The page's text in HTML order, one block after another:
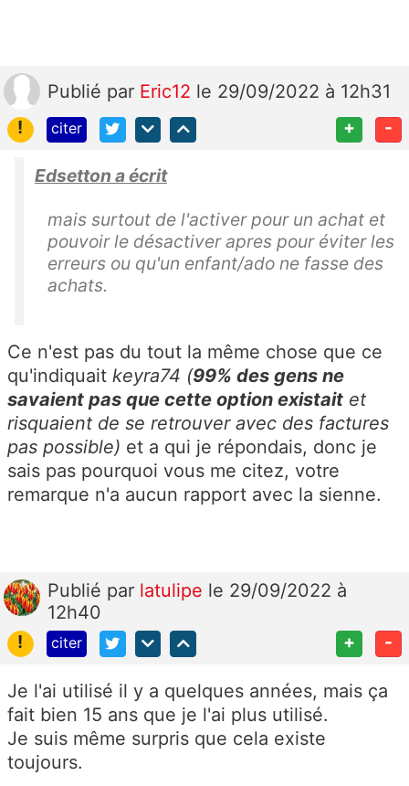
Publié par Eric12 le 29/09/2022 à 12h31
!
citer + -
Edsetton a écrit
mais surtout de l'activer pour un achat et
pouvoir le désactiver apres pour éviter les
erreurs ou qu'un enfant/ado ne fasse des
achats.
Ce n'est pas du tout la même chose que ce
qu'indiquait keyra74 (99% des gens ne
savaient pas que cette option existait et
risquaient de se retrouver avec des factures
pas possible) et a qui je répondais, donc je
sais pas pourquoi vous me citez, votre
remarque n'a aucun rapport avec la sienne.
Publié par latulipe le 29/09/2022 à
12h40
!
citer + -
Je l'ai utilisé il y a quelques années, mais ça
fait bien 15 ans que je l'ai plus utilisé.
Je suis même surpris que cela existe
toujours.